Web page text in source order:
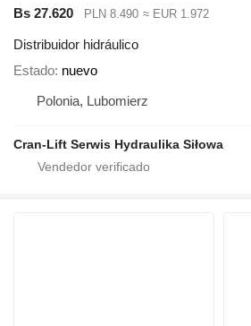
Bs 27.620 PLN 8.490 ≈ EUR 1.972
Distribuidor hidráulico
Estado nuevo
Polonia, Lubomierz
Cran-Lift Serwis Hydraulika Siłowa